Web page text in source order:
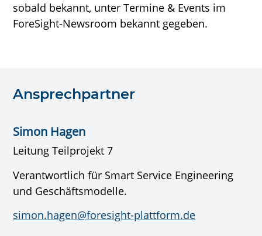
sobald bekannt, unter Termine & Events im
ForeSight-Newsroom bekannt gegeben.
Ansprechpartner
Simon Hagen
Leitung Teilprojekt 7
Verantwortlich für Smart Service Engineering
und Geschäftsmodelle.
simon.hagen@foresight-plattform.de